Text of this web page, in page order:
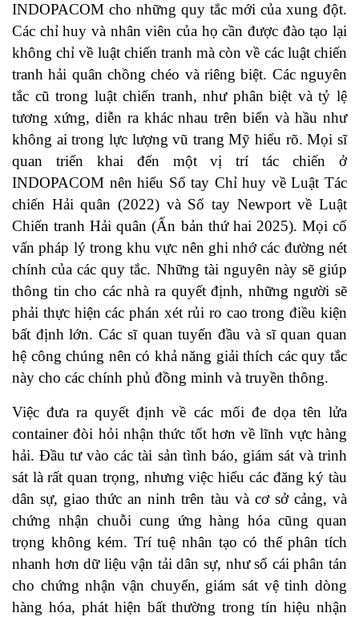
INDOPACOM cho những quy tắc mới của xung đột.
Các chỉ huy và nhân viên của họ cần được đào tạo lại
không chỉ về luật chiến tranh mà còn về các luật chiến
tranh hải quân chồng chéo và riêng biệt. Các nguyên
tắc cũ trong luật chiến tranh, như phân biệt và tỷ lệ
tương xứng, diễn ra khác nhau trên biển và hầu như
không ai trong lực lượng vũ trang Mỹ hiểu rõ. Mọi sĩ
quan triển khai đến một vị trí tác chiến ở
INDOPACOM nên hiểu Sổ tay Chỉ huy về Luật Tác
chiến Hải quân (2022) và Sổ tay Newport về Luật
Chiến tranh Hải quân (Ấn bản thứ hai 2025). Mọi cố
vấn pháp lý trong khu vực nên ghi nhớ các đường nét
chính của các quy tắc. Những tài nguyên này sẽ giúp
thông tin cho các nhà ra quyết định, những người sẽ
phải thực hiện các phán xét rủi ro cao trong điều kiện
bất định lớn. Các sĩ quan tuyến đầu và sĩ quan quan
hệ công chúng nên có khả năng giải thích các quy tắc
này cho các chính phủ đồng minh và truyền thông.
Việc đưa ra quyết định về các mối đe dọa tên lửa
container đòi hỏi nhận thức tốt hơn về lĩnh vực hàng
hải. Đầu tư vào các tài sản tình báo, giám sát và trinh
sát là rất quan trọng, nhưng việc hiểu các đăng ký tàu
dân sự, giao thức an ninh trên tàu và cơ sở cảng, và
chứng nhận chuỗi cung ứng hàng hóa cũng quan
trọng không kém. Trí tuệ nhân tạo có thể phân tích
nhanh hơn dữ liệu vận tải dân sự, như sổ cái phân tán
cho chứng nhận vận chuyển, giám sát vệ tinh dòng
hàng hóa, phát hiện bất thường trong tín hiệu nhận